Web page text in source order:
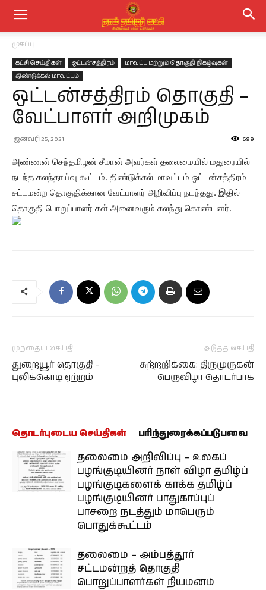
முகப்பு
கட்சி செய்திகள் ஒட்டன்சத்திரம்
மாவட்ட மற்றும் தொகுதி நிகழ்வுகள்
திண்டுக்கல் மாவட்டம்
ஒட்டன்சத்திரம் தொகுதி –
வேட்பாளர் அறிமுகம்
ஜனவரி 25, 2021 699
அண்ணன் செந்தமிழன் சீமான் அவர்கள் தலைமையில் மதுரையில்
நடந்த கலந்தாய்வு கூட்டம். திண்டுக்கல் மாவட்டம் ஒட்டன்சத்திரம்
சட்டமன்ற தொகுதிக்கான வேட்பாளர் அறிவிப்பு நடந்தது. இதில்
தொகுதி பொறுப்பாளர் கள் அனைவரும் கலந்து கொண்டனர்.
முந்தைய செய்தி
துறையூர் தொகுதி –
புலிக்கொடி ஏற்றம்
அடுத்த செய்தி
சுற்றறிக்கை: திருமுருகன்
பெருவிழா தொடர்பாக
தொடர்புடைய செய்திகள் பரிந்துரைக்கப்படுபவை
தலைமை அறிவிப்பு – உலகப்
பழங்குடியினர் நாள் விழா தமிழ்ப்
பழங்குடிகளைக் காக்க தமிழ்ப்
பழங்குடியினர் பாதுகாப்புப்
பாசறை நடத்தும் மாபெரும்
பொதுக்கூட்டம்
தலைமை – அம்பத்தூர்
சட்டமன்றத் தொகுதி
பொறுப்பாளர்கள் நியமனம்